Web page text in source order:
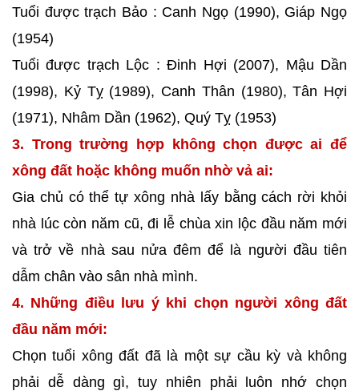
Tuổi được trạch Bảo : Canh Ngọ (1990), Giáp Ngọ
(1954)
Tuổi được trạch Lộc : Đinh Hợi (2007), Mậu Dần
(1998), Kỷ Tỵ (1989), Canh Thân (1980), Tân Hợi
(1971), Nhâm Dần (1962), Quý Tỵ (1953)
3. Trong trường hợp không chọn được ai để
xông đất hoặc không muốn nhờ vả ai:
Gia chủ có thể tự xông nhà lấy bằng cách rời khỏi
nhà lúc còn năm cũ, đi lễ chùa xin lộc đầu năm mới
và trở về nhà sau nửa đêm để là người đầu tiên
dẫm chân vào sân nhà mình.
4. Những điều lưu ý khi chọn người xông đất
đầu năm mới:
Chọn tuổi xông đất đã là một sự cầu kỳ và không
phải dễ dàng gì, tuy nhiên phải luôn nhớ chọn